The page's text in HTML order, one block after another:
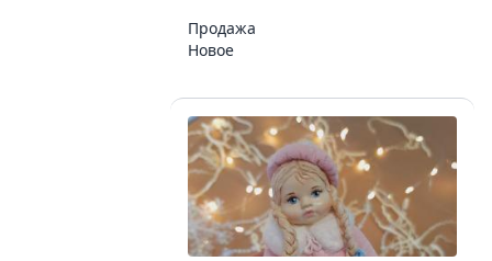
Продажа
Новое